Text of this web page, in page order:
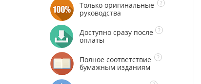
Только оригинальные
руководства
Доступно сразу после
оплаты
Полное соответствие
бумажным изданиям